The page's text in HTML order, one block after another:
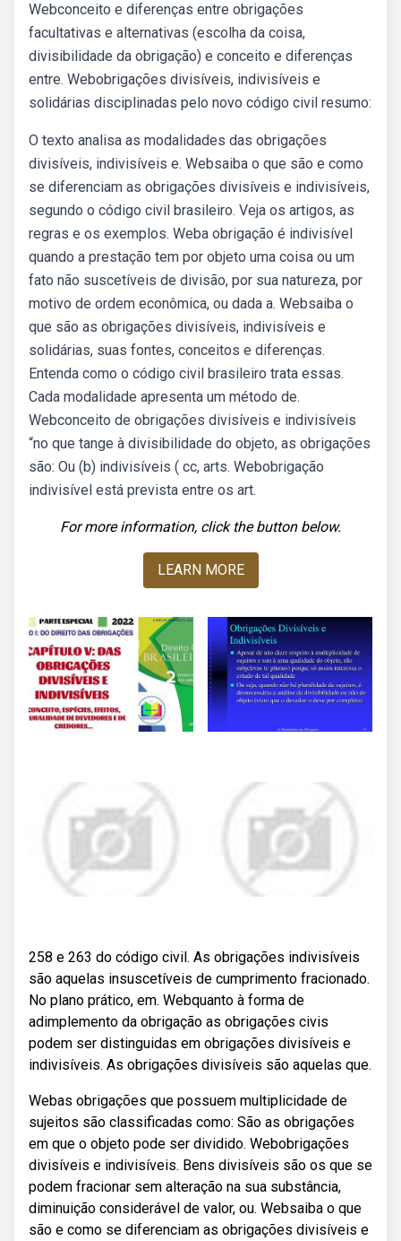
Webconceito e diferenças entre obrigações
facultativas e alternativas (escolha da coisa,
divisibilidade da obrigação) e conceito e diferenças
entre. Webobrigações divisíveis, indivisíveis e
solidárias disciplinadas pelo novo código civil resumo:
O texto analisa as modalidades das obrigações
divisíveis, indivisíveis e. Websaiba o que são e como
se diferenciam as obrigações divisíveis e indivisíveis,
segundo o código civil brasileiro. Veja os artigos, as
regras e os exemplos. Weba obrigação é indivisível
quando a prestação tem por objeto uma coisa ou um
fato não suscetíveis de divisão, por sua natureza, por
motivo de ordem econômica, ou dada a. Websaiba o
que são as obrigações divisíveis, indivisíveis e
solidárias, suas fontes, conceitos e diferenças.
Entenda como o código civil brasileiro trata essas.
Cada modalidade apresenta um método de.
Webconceito de obrigações divisíveis e indivisíveis
“no que tange à divisibilidade do objeto, as obrigações
são: Ou (b) indivisíveis ( cc, arts. Webobrigação
indivisível está prevista entre os art.
For more information, click the button below.
LEARN MORE
258 e 263 do código civil. As obrigações indivisíveis
são aquelas insuscetíveis de cumprimento fracionado.
No plano prático, em. Webquanto à forma de
adimplemento da obrigação as obrigações civis
podem ser distinguidas em obrigações divisíveis e
indivisíveis. As obrigações divisíveis são aquelas que.
Webas obrigações que possuem multiplicidade de
sujeitos são classificadas como: São as obrigações
em que o objeto pode ser dividido. Webobrigações
divisíveis e indivisíveis. Bens divisíveis são os que se
podem fracionar sem alteração na sua substância,
diminuição considerável de valor, ou. Websaiba o que
são e como se diferenciam as obrigações divisíveis e